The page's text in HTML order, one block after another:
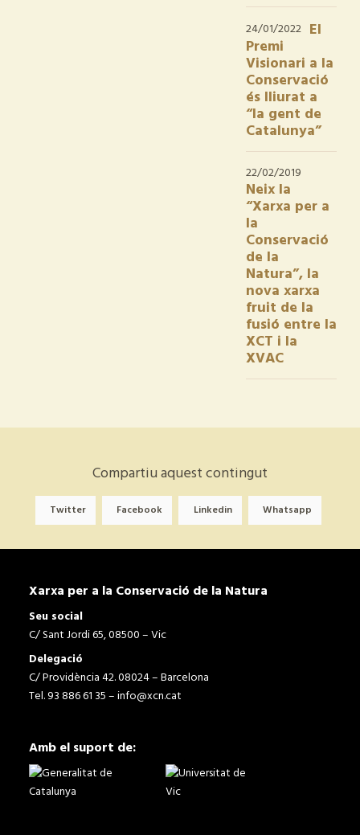
24/01/2022 El
Premi
Visionari a la
Conservació
és lliurat a
“la gent de
Catalunya”
22/02/2019
Neix la
“Xarxa per a
la
Conservació
de la
Natura”, la
nova xarxa
fruit de la
fusió entre la
XCT i la
XVAC
Compartiu aquest contingut
Twitter Facebook Linkedin Whatsapp
Xarxa per a la Conservació de la Natura
Seu social
C/ Sant Jordi 65, 08500 – Vic
Delegació
C/ Providència 42. 08024 – Barcelona
Tel. 93 886 61 35 –info@xcn.cat
Amb el suport de: